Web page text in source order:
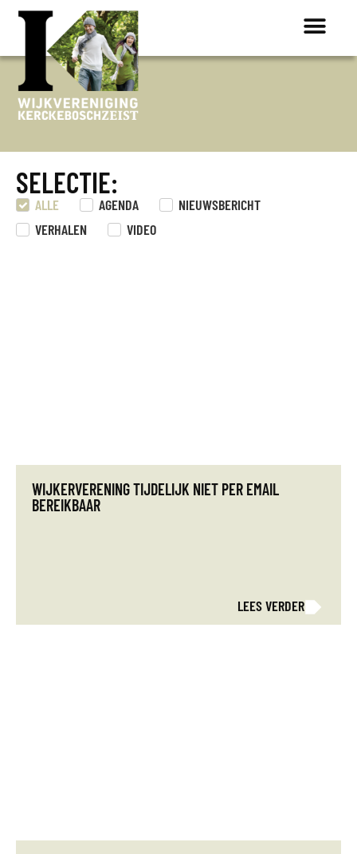
SELECTIE:
ALLE AGENDA
NIEUWSBERICHT
VERHALEN
VIDEO
WIJKERVERENING TIJDELIJK NIET PER EMAIL
BEREIKBAAR
LEES VERDER